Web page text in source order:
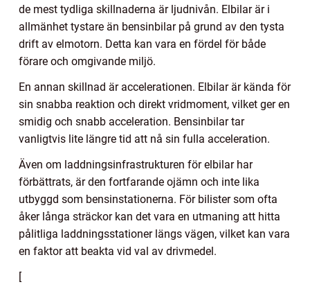
de mest tydliga skillnaderna är ljudnivån. Elbilar är i
allmänhet tystare än bensinbilar på grund av den tysta
drift av elmotorn. Detta kan vara en fördel för både
förare och omgivande miljö.
En annan skillnad är accelerationen. Elbilar är kända för
sin snabba reaktion och direkt vridmoment, vilket ger en
smidig och snabb acceleration. Bensinbilar tar
vanligtvis lite längre tid att nå sin fulla acceleration.
Även om laddningsinfrastrukturen för elbilar har
förbättrats, är den fortfarande ojämn och inte lika
utbyggd som bensinstationerna. För bilister som ofta
åker långa sträckor kan det vara en utmaning att hitta
pålitliga laddningsstationer längs vägen, vilket kan vara
en faktor att beakta vid val av drivmedel.
[